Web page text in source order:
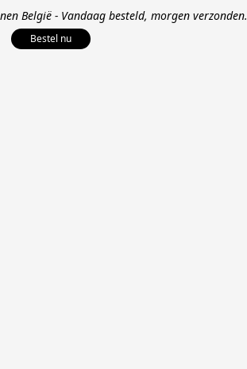
België - Vandaag besteld, morgen verzonden.
Bestel nu